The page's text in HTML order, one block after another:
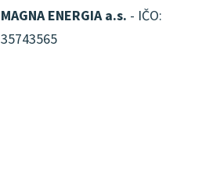
MAGNA ENERGIA a.s. - IČO:
35743565